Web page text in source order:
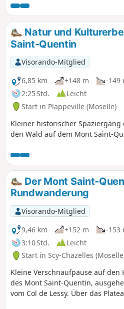
21. Jahrhunderts. Sie entdecken
Kathedrale Saint-Étienne mit
großen Glasfenstern. Das Musée
d'Or mit den gallorömischen
Ort. Sie werden Metz so
es noch nie gesehen haben und
liebe.
Natur und
Saint-Quentin
Visorando-Mitglied
6,85 km
+148 m
-149
2:25 Std.
Leicht
Start in Plappeville (Moselle)
Kleiner historischer Spaziergang
den Wald auf dem Mont Saint-
Der Mont Saint-
Rundwanderung
Visorando-Mitglied
9,46 km
+152 m
-153
3:10 Std.
Leicht
Start in Scy-Chazelles
Kleine Verschnaufpause auf den
des Mont Saint-Quentin,
vom Col de Lessy. Über das